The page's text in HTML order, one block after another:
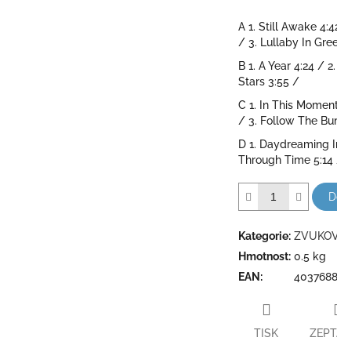
A 1. Still Awake
/ 3. Lullaby In
B 1. A Year 4:24 /
Stars 3:55 /
C 1. In This
/ 3. Follow The
D 1. Daydreaming
Through Time
Kategorie:
Hmotnost: 0.5 kg
EAN :
TISK